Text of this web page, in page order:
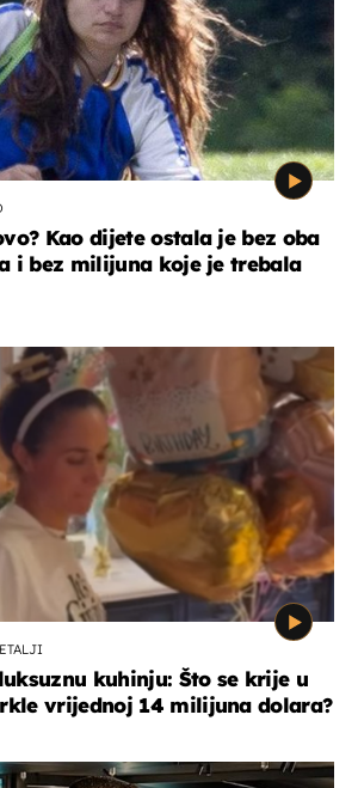
Kao dijete ostala je bez oba
i bez milijuna koje je trebala
kuhinju: Što se krije u
vrijednoj 14 milijuna dolara?